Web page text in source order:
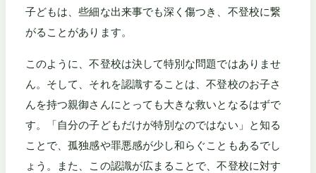
子どもは、些細な出来事でも深く傷つき、不登校に繋
がることがあります。
このように、不登校は決して特別な問題ではありませ
ん。そして、それを認識することは、不登校のお子さ
んを持つ親御さんにとっても大きな救いとなるはずで
す。「自分の子どもだけが特別なのではない」と知る
ことで、孤独感や罪悪感が少し和らぐこともあるでし
ょう。また、この認識が広まることで、不登校に対す